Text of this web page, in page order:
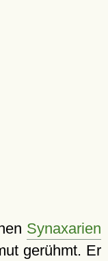
Synaxarien
gerühmt. Er